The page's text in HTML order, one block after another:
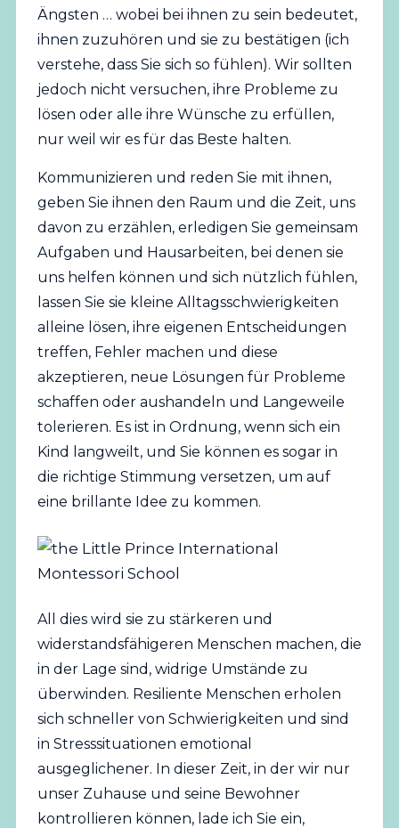
Ängsten … wobei bei ihnen zu sein bedeutet,
ihnen zuzuhören und sie zu bestätigen (ich
verstehe, dass Sie sich so fühlen). Wir sollten
jedoch nicht versuchen, ihre Probleme zu
lösen oder alle ihre Wünsche zu erfüllen,
nur weil wir es für das Beste halten.
Kommunizieren und reden Sie mit ihnen,
geben Sie ihnen den Raum und die Zeit, uns
davon zu erzählen, erledigen Sie gemeinsam
Aufgaben und Hausarbeiten, bei denen sie
uns helfen können und sich nützlich fühlen,
lassen Sie sie kleine Alltagsschwierigkeiten
alleine lösen, ihre eigenen Entscheidungen
treffen, Fehler machen und diese
akzeptieren, neue Lösungen für Probleme
schaffen oder aushandeln und Langeweile
tolerieren. Es ist in Ordnung, wenn sich ein
Kind langweilt, und Sie können es sogar in
die richtige Stimmung versetzen, um auf
eine brillante Idee zu kommen.
All dies wird sie zu stärkeren und
widerstandsfähigeren Menschen machen, die
in der Lage sind, widrige Umstände zu
überwinden. Resiliente Menschen erholen
sich schneller von Schwierigkeiten und sind
in Stresssituationen emotional
ausgeglichener. In dieser Zeit, in der wir nur
unser Zuhause und seine Bewohner
kontrollieren können, lade ich Sie ein,